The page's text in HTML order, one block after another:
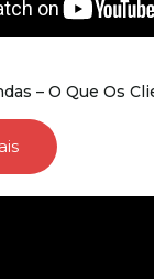
– O Que Os